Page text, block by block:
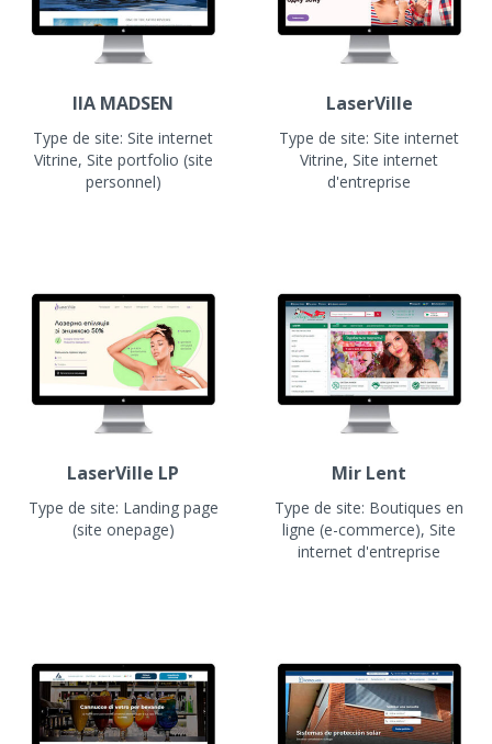
IIA MADSEN
Type de site: Site internet
Vitrine, Site portfolio (site
personnel)
LaserVille
Type de site: Site internet
Vitrine, Site internet
d'entreprise
LaserVille LP
Type de site: Landing page
(site onepage)
Mir Lent
Type de site: Boutiques en
ligne (e-commerce), Site
internet d'entreprise